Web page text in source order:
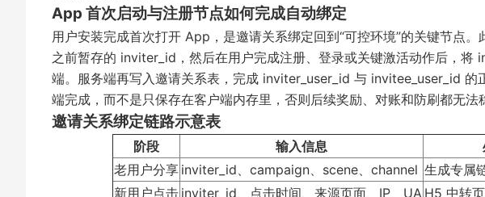
App 首次启动与注册节点如何完成自动绑定
用户安装完成首次打开 App，是邀请关系绑定回到“可控环境”的关键节点
之前暂存的 inviter_id，然后在用户完成注册、登录或关键激活动作后，
端。服务端再写入邀请关系表，完成 inviter_user_id 与 invitee_user_id 的
端完成，而不是只保存在客户端内存里，否则后续奖励、对账和防刷都无法
邀请关系绑定链路示意表
阶段 输入信息
老用户分享 inviter_id、campaign、scene、channel 生成专属
新用户点击 inviter_id、点击时间、来源页面、IP、UA H5 中转